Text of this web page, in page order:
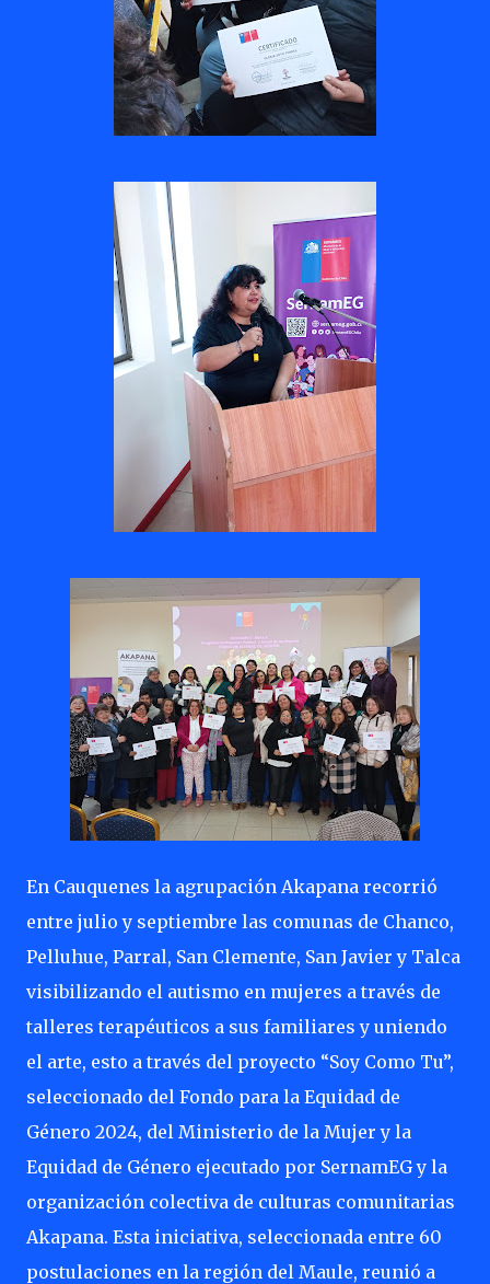
En Cauquenes la agrupación Akapana recorrió
entre julio y septiembre las comunas de Chanco,
Pelluhue, Parral, San Clemente, San Javier y Talca
visibilizando el autismo en mujeres a través de
talleres terapéuticos a sus familiares y uniendo
el arte, esto a través del proyecto “Soy Como Tu”,
seleccionado del Fondo para la Equidad de
Género 2024, del Ministerio de la Mujer y la
Equidad de Género ejecutado por SernamEG y la
organización colectiva de culturas comunitarias
Akapana. Esta iniciativa, seleccionada entre 60
postulaciones en la región del Maule, reunió a